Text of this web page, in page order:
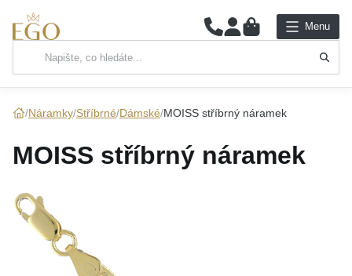
0 Menu
Hlavní kategorie
NÁRAMKY
PRSTENY
Náramky Stříbrné Dámské MOISS stříbrný náramek
MOISS stříbrný náramek